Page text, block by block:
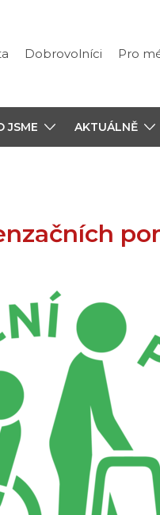
Dobrovolníci Pro
JSME AKTUÁLNĚ